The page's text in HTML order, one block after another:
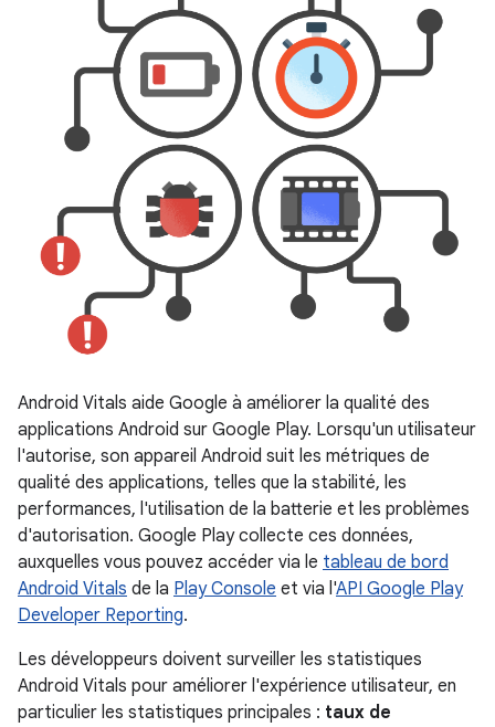
Android Vitals aide Google à améliorer la qualité des
applications Android sur Google Play. Lorsqu'un utilisateur
l'autorise, son appareil Android suit les métriques de
qualité des applications, telles que la stabilité, les
performances, l'utilisation de la batterie et les problèmes
d'autorisation. Google Play collecte ces données,
auxquelles vous pouvez accéder via le tableau de bord
Android Vitals de la Play Console et via l'API Google Play
Developer Reporting.
Les développeurs doivent surveiller les statistiques
Android Vitals pour améliorer l'expérience utilisateur, en
particulier les statistiques principales : taux de